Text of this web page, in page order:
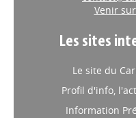
Venir
Les sites
Le site du
Profil d'info,
Information